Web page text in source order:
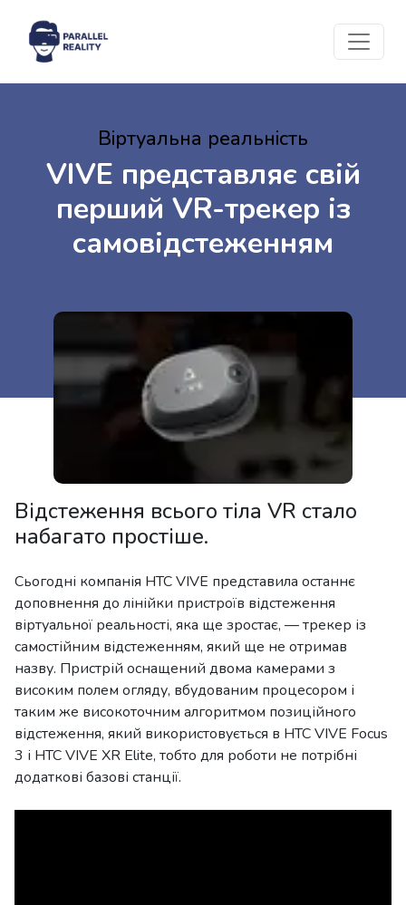
Віртуальна реальність
VIVE представляє свій
перший VR-трекер із
самовідстеженням
Відстеження всього тіла VR стало
набагато простіше.
Сьогодні компанія HTC VIVE представила останнє
доповнення до лінійки пристроїв відстеження
віртуальної реальності, яка ще зростає, — трекер із
самостійним відстеженням, який ще не отримав
назву. Пристрій оснащений двома камерами з
високим полем огляду, вбудованим процесором і
таким же високоточним алгоритмом позиційного
відстеження, який використовується в HTC VIVE Focus
3 і HTC VIVE XR Elite, тобто для роботи не потрібні
додаткові базові станції.